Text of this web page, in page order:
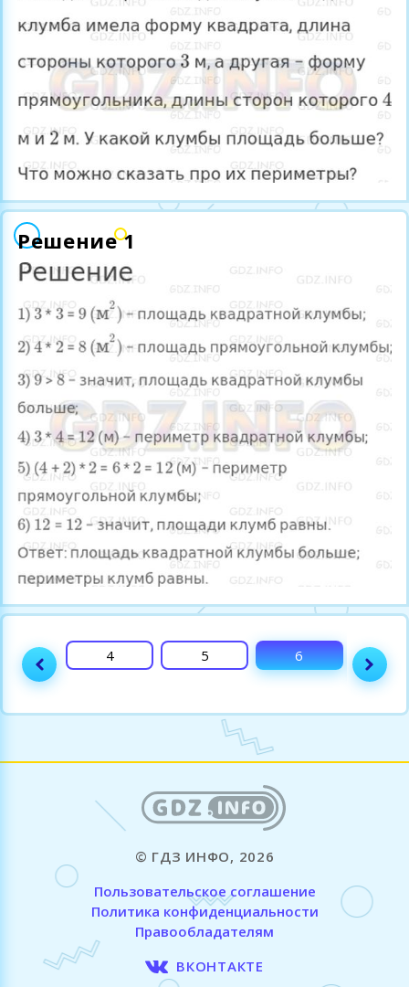
Решение 1
4 5 6
© ГДЗ ИНФО, 2026
Пользовательское соглашение
Политика конфиденциальности
Правообладателям
ВКОНТАКТЕ